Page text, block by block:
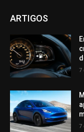
ARTIGOS
7
7